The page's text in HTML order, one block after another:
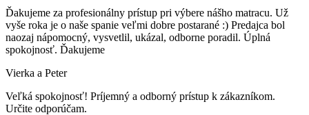
Ďakujeme za profesionálny prístup pri výbere nášho matracu. Už
vyše roka je o naše spanie veľmi dobre postarané :) Predajca bol
naozaj nápomocný, vysvetlil, ukázal, odborne poradil. Úplná
spokojnosť. Ďakujeme
Vierka a Peter
Veľká spokojnosť! Príjemný a odborný prístup k zákazníkom.
Určite odporúčam.